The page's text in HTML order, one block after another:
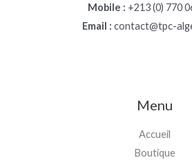
Mobile : +213 (0) 770
Email : contact@tpc-
Menu
Accueil
Boutique